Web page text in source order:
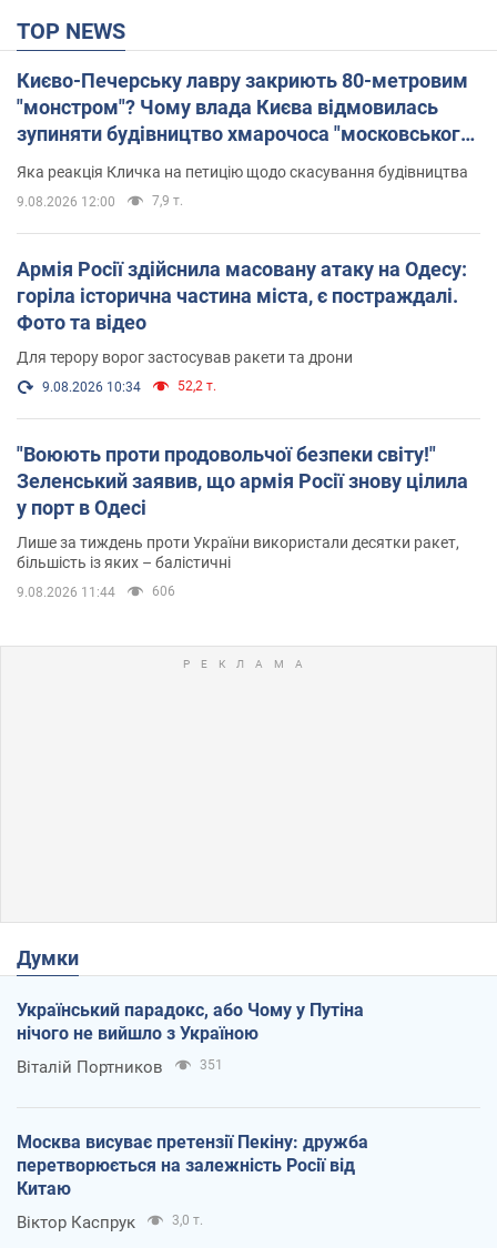
TOP NEWS
Києво-Печерську лавру закриють 80-метровим
"монстром"? Чому влада Києва відмовилась
зупиняти будівництво хмарочоса "московського
вірянина"
Яка реакція Кличка на петицію щодо скасування будівництва
9.08.2026 12:00 7,9 т.
Армія Росії здійснила масовану атаку на Одесу:
горіла історична частина міста, є постраждалі.
Фото та відео
Для терору ворог застосував ракети та дрони
9.08.2026 10:34 52,2 т.
"Воюють проти продовольчої безпеки світу!"
Зеленський заявив, що армія Росії знову цілила
у порт в Одесі
Лише за тиждень проти України використали десятки ракет,
більшість із яких – балістичні
9.08.2026 11:44 606
Думки
Український парадокс, або Чому у Путіна
нічого не вийшло з Україною
Віталій Портников 351
Москва висуває претензії Пекіну: дружба
перетворюється на залежність Росії від
Китаю
Віктор Каспрук 3,0 т.